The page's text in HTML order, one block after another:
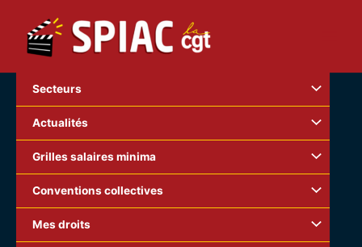
contenu
Secteurs
Actualités
Grilles salaires minima
Conventions collectives
Mes droits